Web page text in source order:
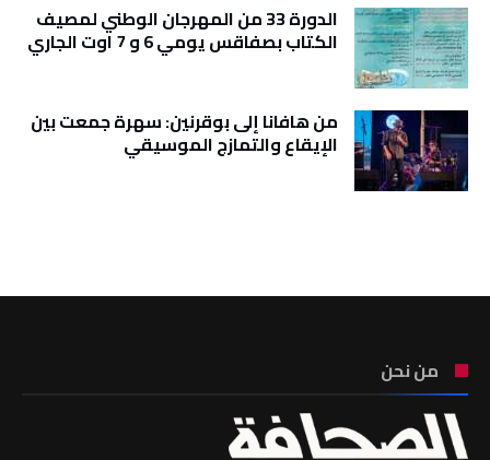
الدورة 33 من المهرجان الوطني لمصيف
الكتاب بصفاقس يومي 6 و 7 اوت الجاري
من هافانا إلى بوقرنين: سهرة جمعت بين
الإيقاع والتمازج الموسيقي
من نحن